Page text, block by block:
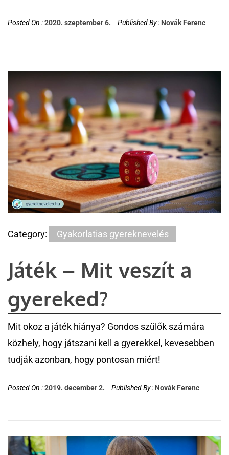
Posted On :2020. szeptember 6. Published By : Novák Ferenc
Category: Gyakorlatias gyereknevelés
Játék – Mit veszít a
gyereked?
Mit okoz a játék hiánya? Gondos szülők számára
közhely, hogy játszani kell a gyerekkel, kevesebben
tudják azonban, hogy pontosan miért!
Posted On :2019. december 2. Published By : Novák Ferenc